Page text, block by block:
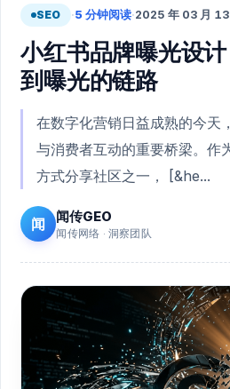
SEO ·5 分钟阅读·2025 年 03 月 13
小红书品牌曝光设
到曝光的链路
在数字化营销日益成熟的今天
与消费者互动的重要桥梁。作
方式分享社区之一， [&he...
闻 闻传GEO
闻传网络 · 洞察团队